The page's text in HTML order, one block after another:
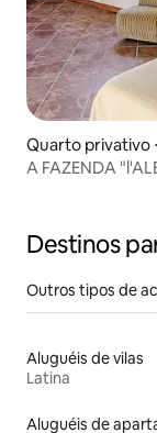
Quarto privativo
A FAZENDA
Destinos
Outros tipos de
Aluguéis de vilas
Latina
Aluguéis de